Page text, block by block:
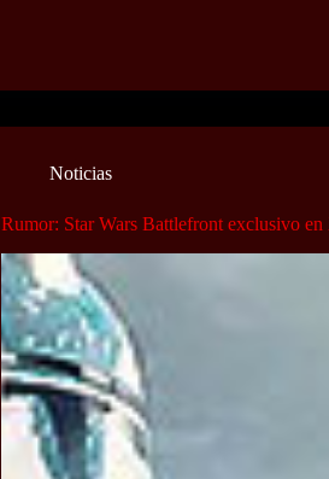
Noticias
Rumor: Star Wars Battlefront exclusivo